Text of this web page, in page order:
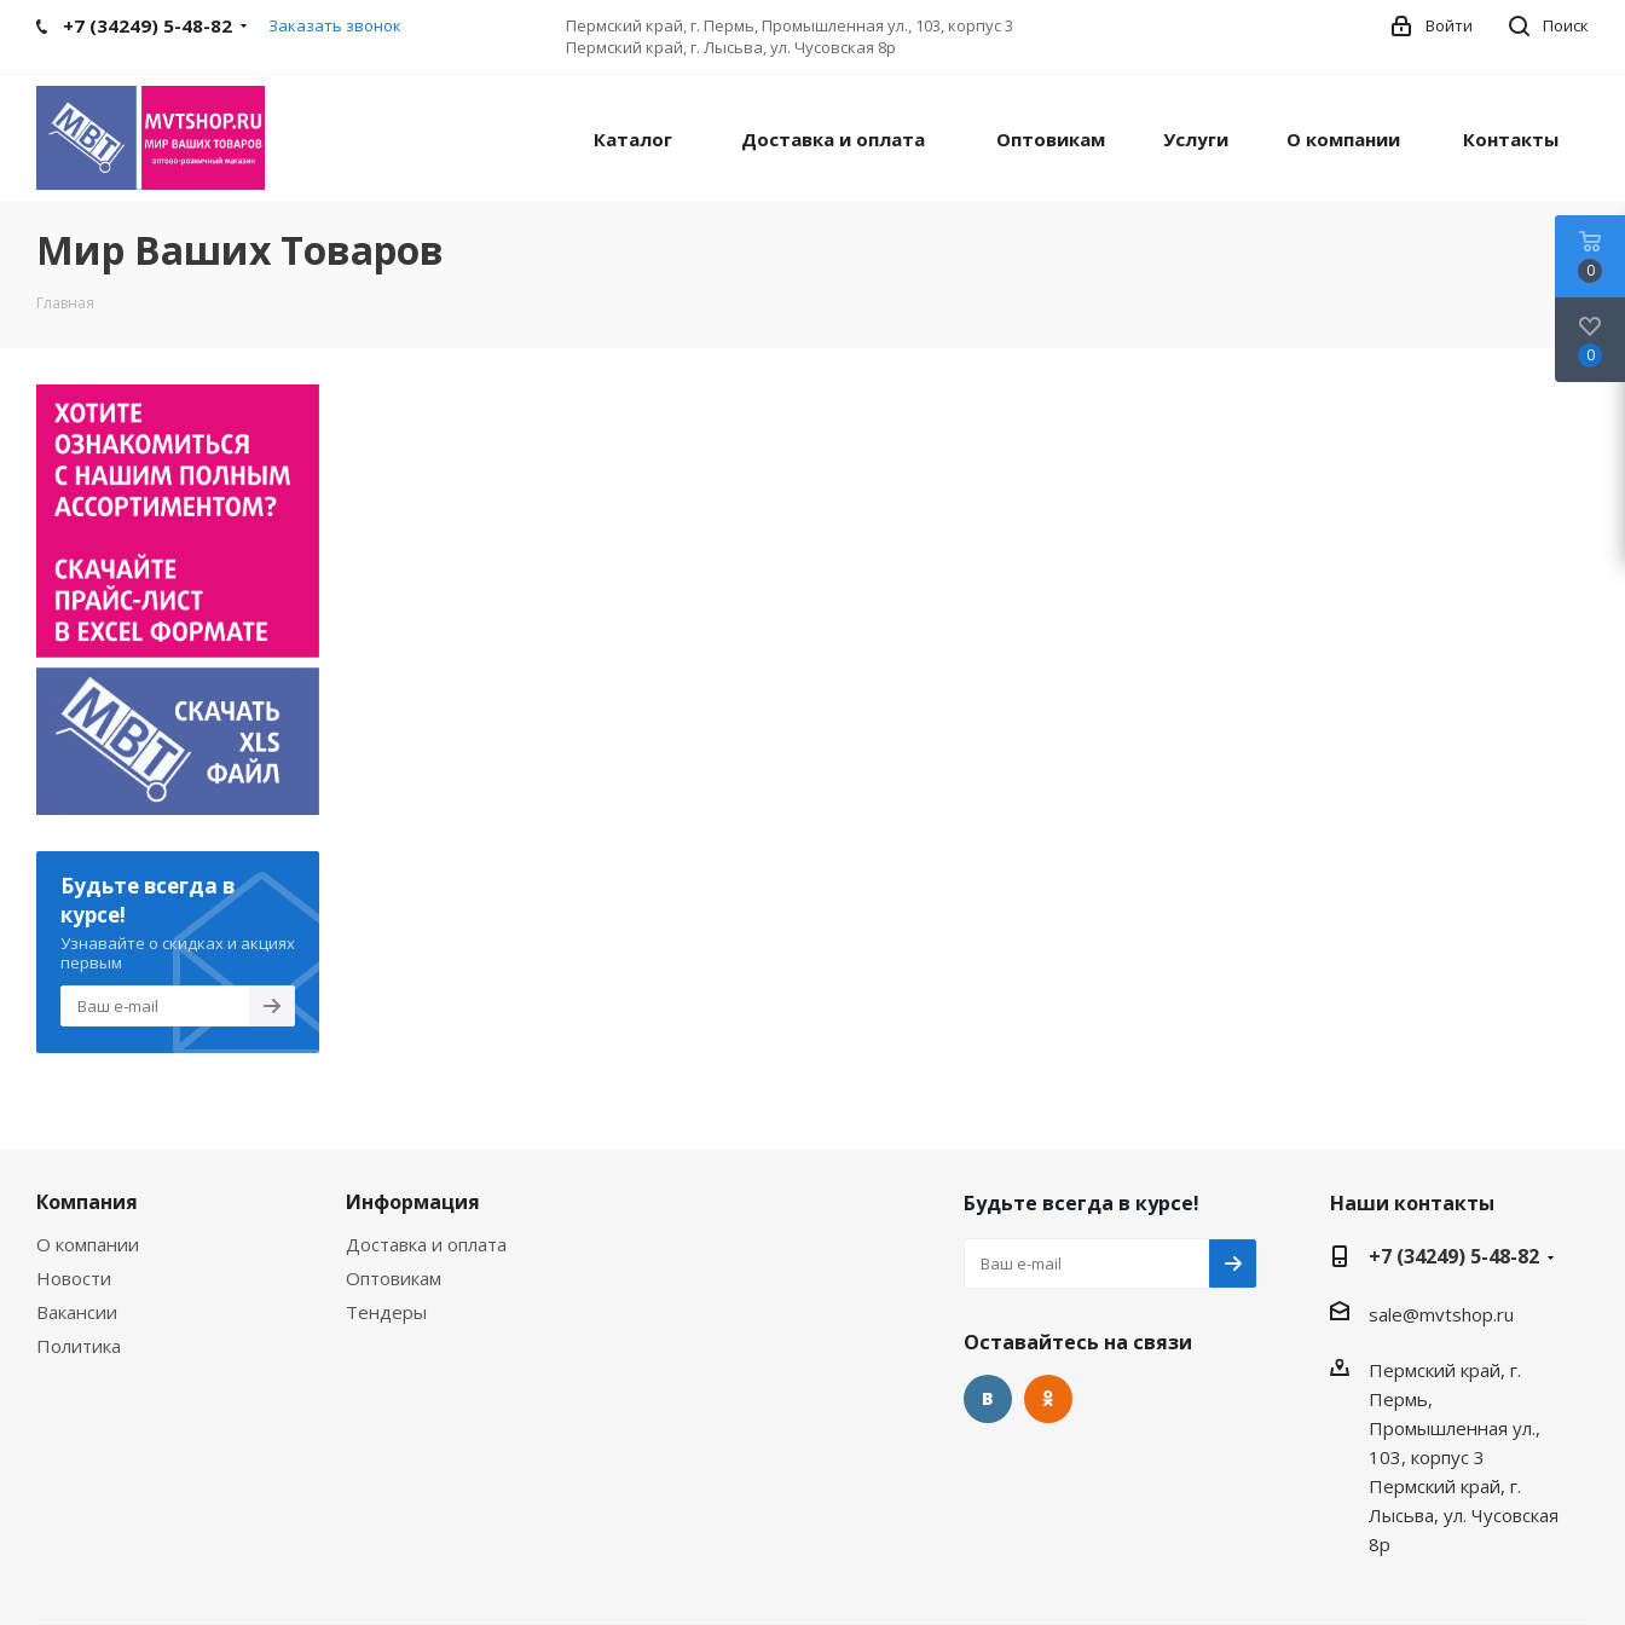
+7 (34249) 5-48-82 Заказать звонок
Пермский край, г. Пермь, Промышленная ул., 103, корпус 3
Пермский край, г. Лысьва, ул. Чусовская 8р
Поиск
Войти
Каталог Доставка и оплата Оптовикам Услуги О компании Контакты
Мир Ваших Товаров
Главная
Будьте всегда в
курсе!
Узнавайте о скидках и акциях
первым
Компания
О компании
Новости
Вакансии
Политика
Информация
Доставка и оплата
Оптовикам
Тендеры
Будьте всегда в курсе!
Оставайтесь на связи
Наши контакты
+7 (34249) 5-48-82
sale@mvtshop.ru
Пермский край, г.
Пермь,
Промышленная ул.,
103, корпус 3
Пермский край, г.
Лысьва, ул. Чусовская
8р
0
0